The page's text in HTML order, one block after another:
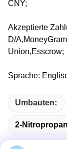
CNY;
Akzeptierte
D/
Union,Esscrow;
Sprache:
Umbauten:
2-